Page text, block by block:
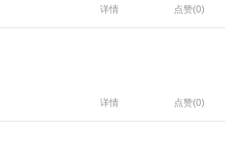
详情 点赞(0)
详情 点赞(0)